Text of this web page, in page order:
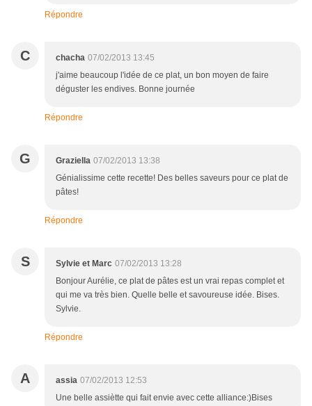
Répondre
C chacha 07/02/2013 13:45
j'aime beaucoup l'idée de ce plat, un bon moyen de faire
déguster les endives. Bonne journée
Répondre
G Graziella 07/02/2013 13:38
Génialissime cette recette! Des belles saveurs pour ce plat de
pâtes!
Répondre
S Sylvie et Marc 07/02/2013 13:28
Bonjour Aurélie, ce plat de pâtes est un vrai repas complet et
qui me va très bien. Quelle belle et savoureuse idée. Bises.
Sylvie.
Répondre
A assia 07/02/2013 12:53
Une belle assiètte qui fait envie avec cette alliance:)Bises